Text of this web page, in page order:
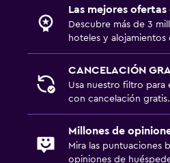
Fax/fotocopiadora
Periquera
Las mejores
Descubre más de 3
hoteles y alojamientos
CANCELACIÓN
Usa nuestro filtro para
con cancelación gratis.
Millones de
Mira las puntuaciones
opiniones de